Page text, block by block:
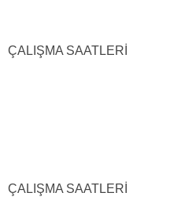
ÇALIŞMA SAATLERİ
ÇALIŞMA SAATLERİ